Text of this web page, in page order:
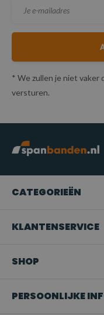
* We zullen je niet vaker
versturen.
CATEGORIEËN
KLANTENSERVICE
SHOP
PERSOONLIJKE